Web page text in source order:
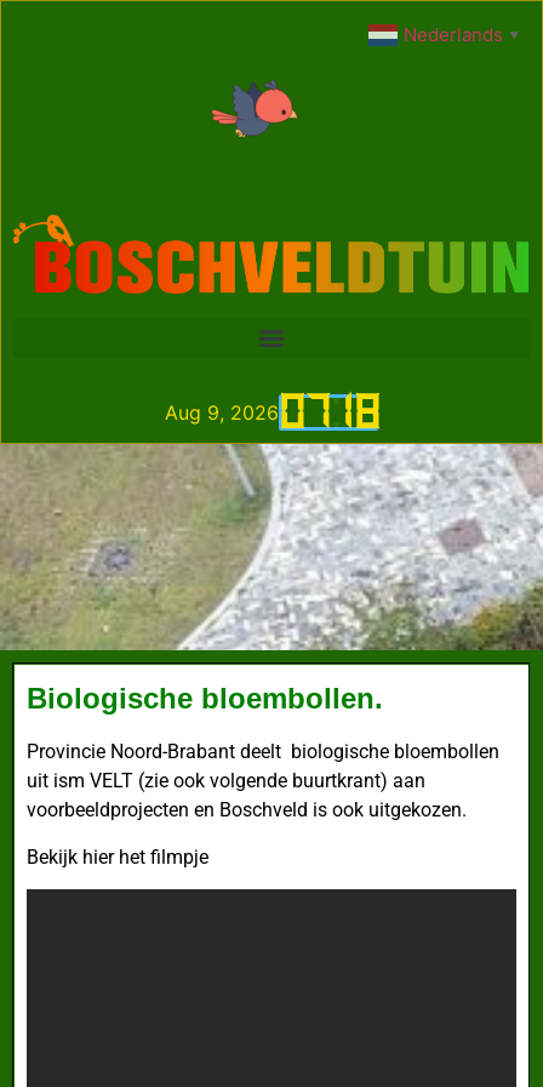
07:18
Aug 9, 2026
Biologische bloembollen.
Provincie Noord-Brabant deelt biologische bloembollen
uit ism VELT (zie ook volgende buurtkrant) aan
voorbeeldprojecten en Boschveld is ook uitgekozen.
Bekijk hier het filmpje
Nederlands ▼